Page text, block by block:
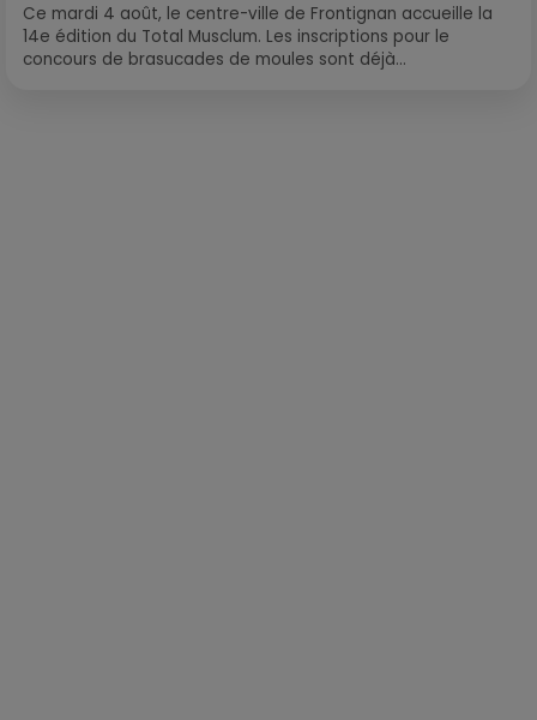
Ce mardi 4 août, le centre-ville de Frontignan accueille la
14e édition du Total Musclum. Les inscriptions pour le
concours de brasucades de moules sont déjà...